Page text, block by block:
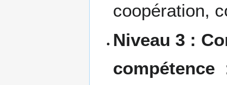
coopération,
Niveau 3 :
compétence